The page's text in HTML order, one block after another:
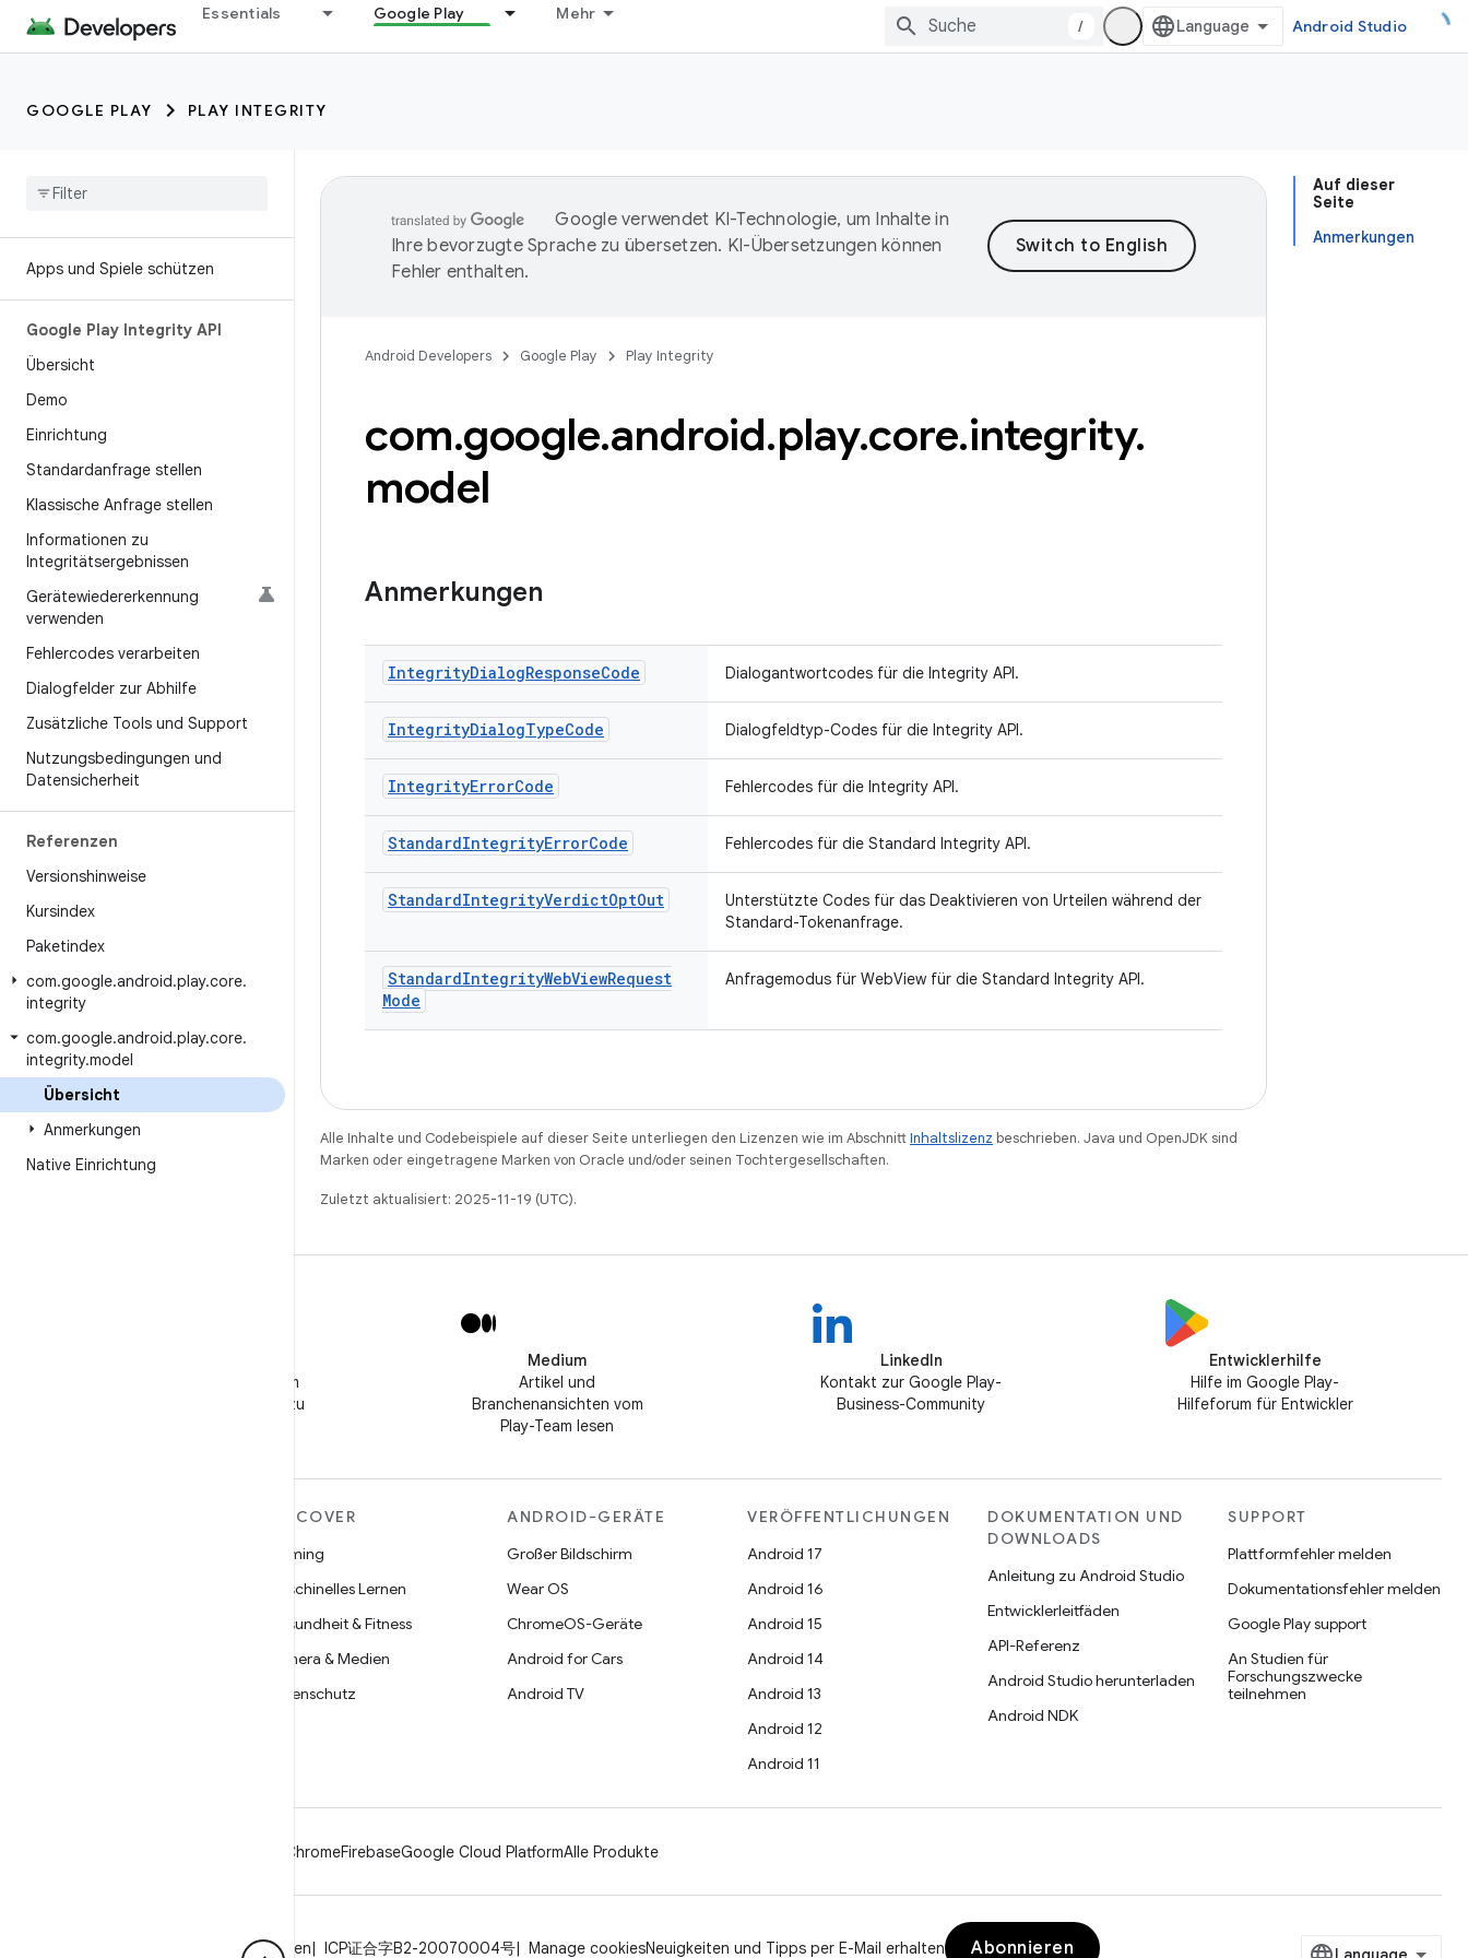
Essentials Google Play Mehr
/ Android Studio
GOOGLE PLAY PLAY INTEGRITY
Apps und Spiele schützen
Google Play Integrity API
Übersicht
Demo
Einrichtung
Standardanfrage stellen
Klassische Anfrage stellen
Informationen zu
Integritätsergebnissen
Gerätewiedererkennung
verwenden
Fehlercodes verarbeiten
Dialogfelder zur Abhilfe
Zusätzliche Tools und Support
Nutzungsbedingungen und
Datensicherheit
Referenzen
Versionshinweise
Kursindex
Paketindex
com.google.android.play.core.
integrity
com.google.android.play.core.
integrity.model
Übersicht
Anmerkungen
Native Einrichtung
Auf dieser
Seite
Anmerkungen
Google verwendet KI-Technologie, um Inhalte in
Ihre bevorzugte Sprache zu übersetzen. KI-Übersetzungen können
Fehler enthalten.
Android Developers Google Play Play Integrity
com.google.android.play.core.integrity.
model
Anmerkungen
IntegrityDialogResponseCode Dialogantwortcodes für die Integrity API.
IntegrityDialogTypeCode Dialogfeldtyp-Codes für die Integrity API.
IntegrityErrorCode Fehlercodes für die Integrity API.
StandardIntegrityErrorCode Fehlercodes für die Standard Integrity API.
StandardIntegrityVerdictOptOut
Unterstützte Codes für das Deaktivieren von Urteilen während der
Standard-Tokenanfrage.
StandardIntegrityWebViewRequest
Mode
Anfragemodus für WebView für die Standard Integrity API.
Alle Inhalte und Codebeispiele auf dieser Seite unterliegen den Lizenzen wie im AbschnittInhaltslizenz beschrieben. Java und OpenJDK sind
Marken oder eingetragene Marken von Oracle und/oder seinen Tochtergesellschaften.
Zuletzt aktualisiert: 2025-11-19 (UTC).
Folge @GooglePlayBiz, um
Neuigkeiten und Support zu
Medium
Artikel und
Branchenansichten vom
Play-Team lesen
LinkedIn
Kontakt zur Google Play-
Business-Community
Entwicklerhilfe
Hilfe im Google Play-
Hilfeforum für Entwickler
DISCOVER
Gaming
Maschinelles Lernen
Gesundheit & Fitness
Kamera & Medien
Datenschutz
ANDROID-GERÄTE
Großer Bildschirm
Wear OS
ChromeOS-Geräte
Android for Cars
Android TV
VERÖFFENTLICHUNGEN
Android 17
Android 16
Android 15
Android 14
Android 13
Android 12
Android 11
DOKUMENTATION UND
DOWNLOADS
Anleitung zu Android Studio
Entwicklerleitfäden
API-Referenz
Android Studio herunterladen
Android NDK
SUPPORT
Plattformfehler melden
Dokumentationsfehler melden
Google Play support
An Studien für
Forschungszwecke
teilnehmen
ChromeFirebaseGoogle Cloud PlatformAlle Produkte
Markenrichtlinien ICP证合字B2-20070004号 Manage cookiesNeuigkeiten und Tipps per E-Mail erhalten Abonnieren